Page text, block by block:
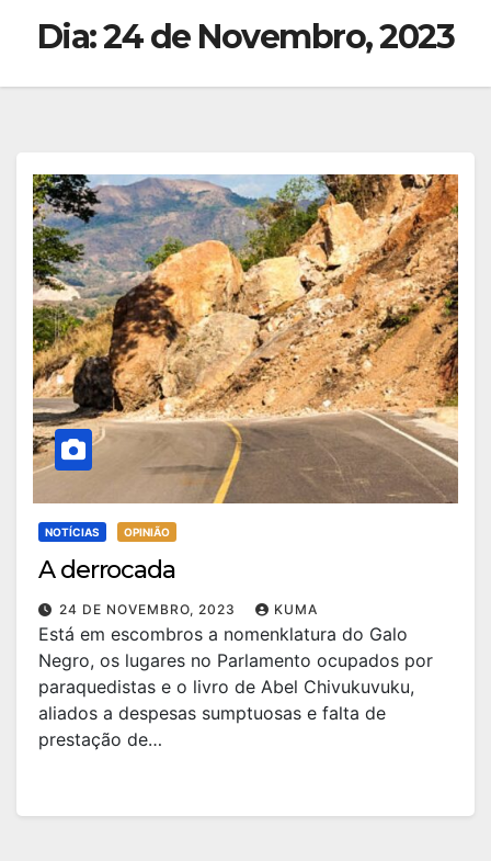
Dia:24 de Novembro, 2023
NOTÍCIAS OPINIÃO
A derrocada
24 DE NOVEMBRO, 2023 KUMA
Está em escombros a nomenklatura do Galo
Negro, os lugares no Parlamento ocupados por
paraquedistas e o livro de Abel Chivukuvuku,
aliados a despesas sumptuosas e falta de
prestação de…